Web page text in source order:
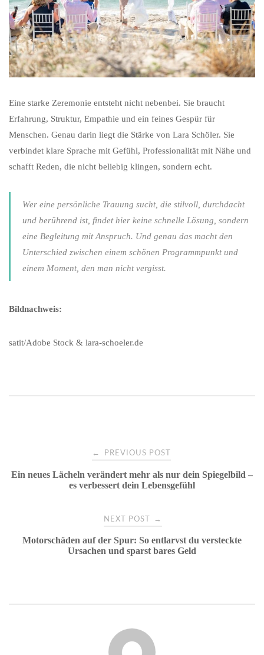
Eine starke Zeremonie entsteht nicht nebenbei. Sie braucht
Erfahrung, Struktur, Empathie und ein feines Gespür für
Menschen. Genau darin liegt die Stärke von Lara Schöler. Sie
verbindet klare Sprache mit Gefühl, Professionalität mit Nähe und
schafft Reden, die nicht beliebig klingen, sondern echt.
Wer eine persönliche Trauung sucht, die stilvoll, durchdacht
und berührend ist, findet hier keine schnelle Lösung, sondern
eine Begleitung mit Anspruch. Und genau das macht den
Unterschied zwischen einem schönen Programmpunkt und
einem Moment, den man nicht vergisst.
Bildnachweis:
satit/Adobe Stock & lara-schoeler.de
navigation
← PREVIOUS POST
Ein neues Lächeln verändert mehr als nur dein Spiegelbild –
es verbessert dein Lebensgefühl
NEXT POST →
Motorschäden auf der Spur: So entlarvst du versteckte
Ursachen und sparst bares Geld